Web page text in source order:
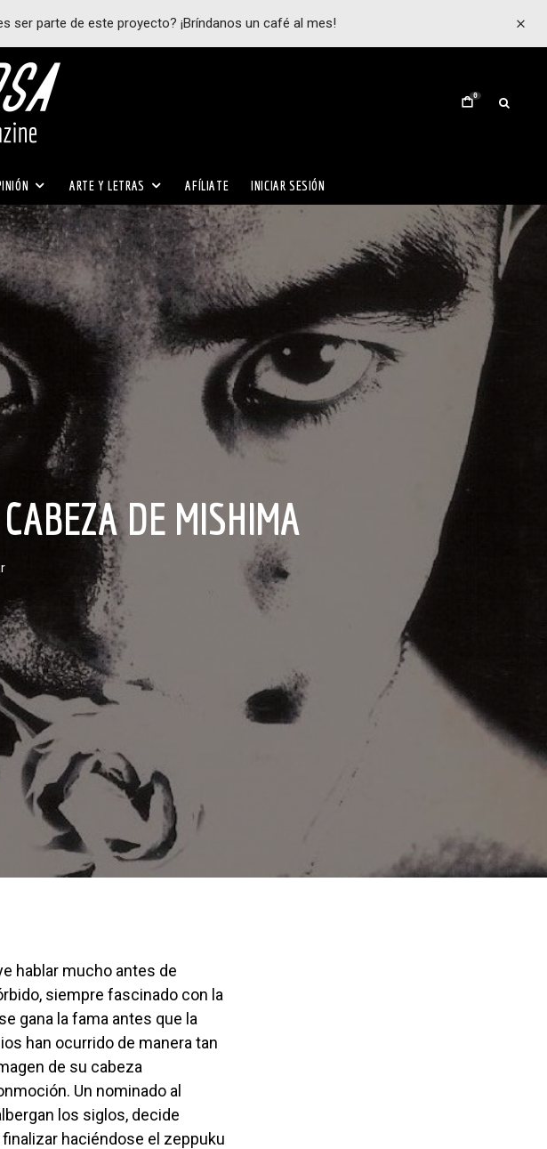
ser parte de este proyecto? ¡Bríndanos un café al mes!
0
ARTE Y LETRAS AFÍLIATE INICIAR SESIÓN
DE MISHIMA
siempre fascinado con la
gana la fama antes que la
han ocurrido de manera tan
de su cabeza
Un nominado al
los siglos, decide
haciéndose el zeppuku